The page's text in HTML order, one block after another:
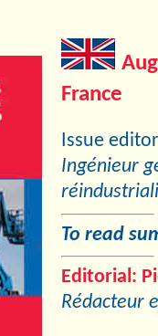
France
Issue
Ingénieur
To read
Editorial:
Rédacteur